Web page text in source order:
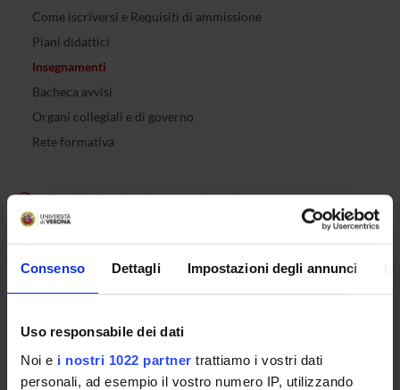
Consenso Dettagli Impostazioni degli annunci
Uso responsabile dei dati
Noi e i nostri 1022 partner trattiamo i vostri dati
personali, ad esempio il vostro numero IP, utilizzando
Come iscriversi e Requisiti di ammissione
Piani didattici
Insegnamenti
Bacheca avvisi
Organi collegiali e di governo
Rete formativa
Servizio Studenti Internazionali
OFFERTA FORMATIVA